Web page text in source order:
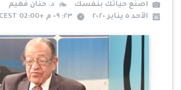
اصنع حياتك بنفسك
د. حنان فهيم
الأحد ٥ يناير ٢٠٢٠
٢٣: ٠٩ م +02:00 CEST